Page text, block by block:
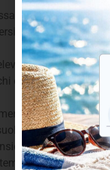
conducibilità
di calore e
resistenza
elevati su
d’acqua
e in ambienti
e resistenza